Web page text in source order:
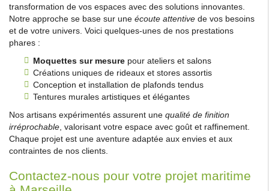
transformation de vos espaces avec des solutions innovantes.
Notre approche se base sur une écoute attentive de vos besoins
et de votre univers. Voici quelques-unes de nos prestations
phares :
Moquettes sur mesure pour ateliers et salons
Créations uniques de rideaux et stores assortis
Conception et installation de plafonds tendus
Tentures murales artistiques et élégantes
Nos artisans expérimentés assurent une qualité de finition
irréprochable , valorisant votre espace avec goût et raffinement.
Chaque projet est une aventure adaptée aux envies et aux
contraintes de nos clients.
Contactez-nous pour votre projet maritime